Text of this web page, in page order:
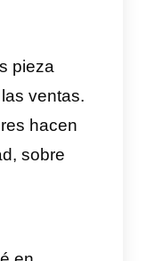
de
conmovedora
sea su visión
es mover